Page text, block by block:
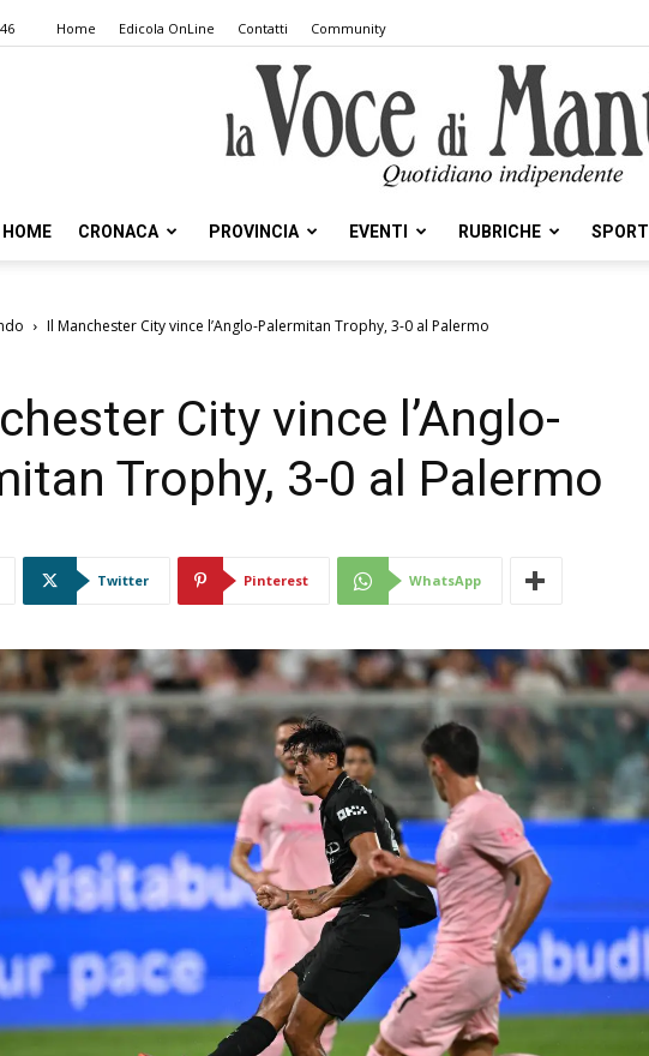
Home Edicola OnLine Contatti Community
Voce
Mantova
HOME CRONACA PROVINCIA EVENTI RUBRICHE SPORT
Il Manchester City vince l’Anglo-Palermitan Trophy, 3-0 al Palermo
City vince l’Anglo-
Trophy, 3-0 al Palermo
Twitter Pinterest WhatsApp